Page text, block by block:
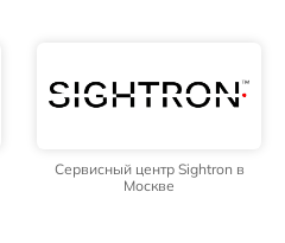
Сервисный центр Sightron в
Москве